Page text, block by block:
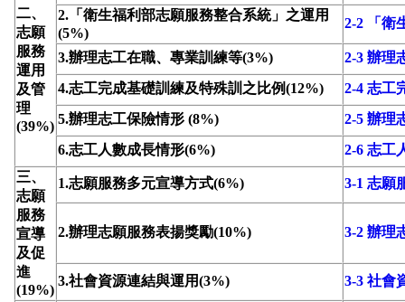
二、
志願
服務
運用
及管
理
(39%)
2.「衛生福利部志願服務整合系統」之運用
(5%)
2-2 「衛
3.辦理志工在職、專業訓練等(3%)
2-3 辦理
4.志工完成基礎訓練及特殊訓之比例(12%)
2-4 志工
5.辦理志工保險情形 (8%)
2-5 辦理
6.志工人數成長情形(6%)
2-6 志工
三、
志願
服務
宣導
及促
進
(19%)
1.志願服務多元宣導方式(6%) 3-1 志願
2.辦理志願服務表揚獎勵(10%) 3-2 辦理
3.社會資源連結與運用(3%)
3-3 社會